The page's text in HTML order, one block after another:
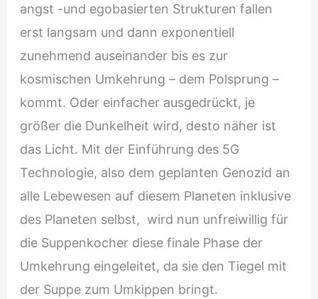
angst -und egobasierten Strukturen fallen
erst langsam und dann exponentiell
zunehmend auseinander bis es zur
kosmischen Umkehrung – dem Polsprung –
kommt. Oder einfacher ausgedrückt, je
größer die Dunkelheit wird, desto näher ist
das Licht. Mit der Einführung des 5G
Technologie, also dem geplanten Genozid an
alle Lebewesen auf diesem Planeten inklusive
des Planeten selbst, wird nun unfreiwillig für
die Suppenkocher diese finale Phase der
Umkehrung eingeleitet, da sie den Tiegel mit
der Suppe zum Umkippen bringt.